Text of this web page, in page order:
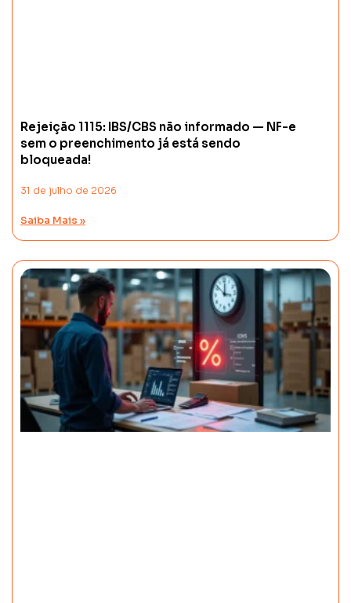
Rejeição 1115: IBS/CBS não informado — NF-e
sem o preenchimento já está sendo
bloqueada!
31 de julho de 2026
Saiba Mais »